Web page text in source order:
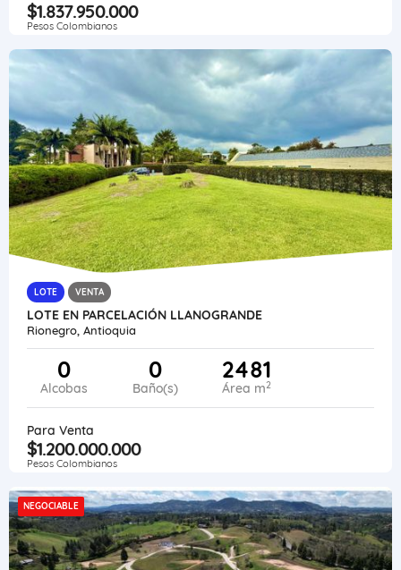
$1.837.950.000
Pesos Colombianos
LOTE VENTA
LOTE EN PARCELACIÓN LLANOGRANDE
Rionegro, Antioquia
0
Alcobas
0
Baño(s)
2481
Área m2
Para Venta
$1.200.000.000
Pesos Colombianos
NEGOCIABLE